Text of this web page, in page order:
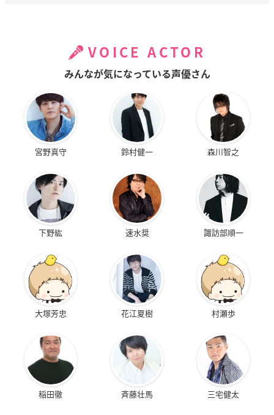
VOICE ACTOR
みんなが気になっている声優さん
宮野真守 鈴村健一 森川智之
下野紘 速水奨 諏訪部順一
大塚芳忠 花江夏樹 村瀬歩
稲田徹 斉藤壮馬 三宅健太